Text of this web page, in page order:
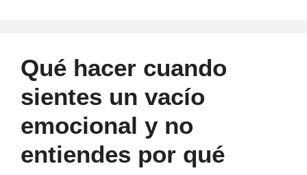
Qué hacer cuando
sientes un vacío
emocional y no
entiendes por qué